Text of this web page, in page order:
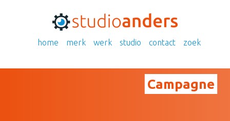
home merk werk studio contact zoek
campagne